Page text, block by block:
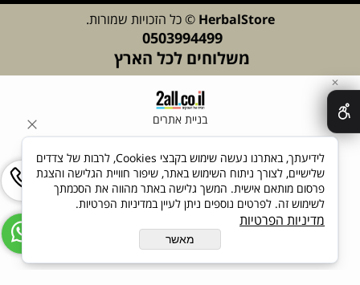
HerbalStore © כל הזכויות שמורות.
0503994499
משלוחים לכל הארץ
בניית אתרים
✕
לידיעתך, באתרנו נעשה שימוש בקבצי Cookies, לרבות של צדדים
שלישיים, לצורך ניתוח השימוש באתר, שיפור חוויית הגלישה והצגת
פרסום מותאם אישית. המשך גלישה באתר מהווה את הסכמתך
לשימוש זה. לפרטים נוספים ניתן לעיין במדיניות הפרטיות.
מדיניות הפרטיות
מאשר